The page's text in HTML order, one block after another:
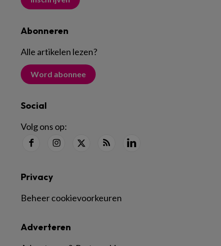
Abonneren
Alle artikelen lezen?
Word abonnee
Social
Volg ons op:
Adverteren
Privacy
Beheer cookievoorkeuren